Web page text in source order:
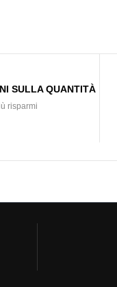
SULLA QUANTITÀ
risparmi